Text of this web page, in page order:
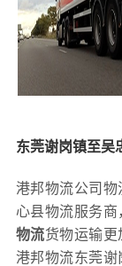
东莞谢岗镇至吴
港邦物流公司物
心县物流服务商
物流货物运输
港邦物流东莞谢